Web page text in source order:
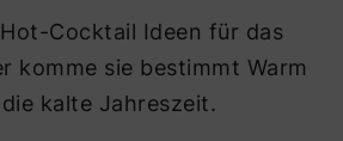
Cocktail Ideen für das
komme sie bestimmt Warm
kalte Jahreszeit.